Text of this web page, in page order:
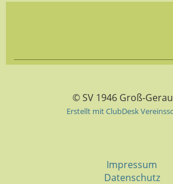
© SV 1946 Groß-
Erstellt mit ClubDesk
Impressum
Datenschutz